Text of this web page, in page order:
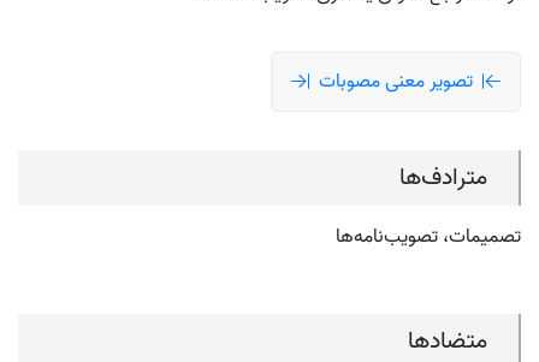
تصویر معنی مصوبات
مترادف‌ها
تصمیمات، تصویب‌نامه‌ها
متضادها